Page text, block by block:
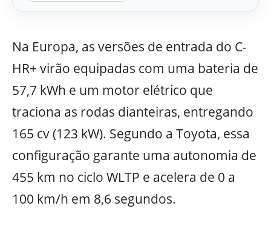
Na Europa, as versões de entrada do C-
HR+ virão equipadas com uma bateria de
57,7 kWh e um motor elétrico que
traciona as rodas dianteiras, entregando
165 cv (123 kW). Segundo a Toyota, essa
configuração garante uma autonomia de
455 km no ciclo WLTP e acelera de 0 a
100 km/h em 8,6 segundos.